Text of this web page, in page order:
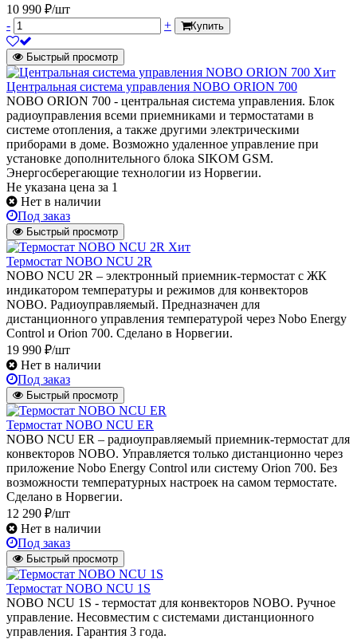
10 990 ₽/шт
-
+ Купить
Быстрый просмотр
Хит
Центральная система управления NOBO ORION 700
NOBO ORION 700 - центральная система управления. Блок
радиоуправления всеми приемниками и термостатами в
системе отопления, а также другими электрическими
приборами в доме. Возможно удаленное управление при
установке дополнительного блока SIKOM GSM.
Энергосберегающие технологии из Норвегии.
Не указана цена за 1
Нет в наличии
Под заказ
Быстрый просмотр
Хит
Термостат NOBO NCU 2R
NOBO NCU 2R – электронный приемник-термостат с ЖК
индикатором температуры и режимов для конвекторов
NOBO. Радиоуправляемый. Предназначен для
дистанционного управления температурой через Nobo Energy
Control и Orion 700. Сделано в Норвегии.
19 990 ₽/шт
Нет в наличии
Под заказ
Быстрый просмотр
Термостат NOBO NCU ER
NOBO NCU ER – радиоуправляемый приемник-термостат для
конвекторов NOBO. Управляется только дистанционно через
приложение Nobo Energy Control или систему Orion 700. Без
возможности температурных настроек на самом термостате.
Сделано в Норвегии.
12 290 ₽/шт
Нет в наличии
Под заказ
Быстрый просмотр
Термостат NOBO NCU 1S
NOBO NCU 1S - термостат для конвекторов NOBO. Ручное
управление. Несовместим с системами дистанционного
управления. Гарантия 3 года.